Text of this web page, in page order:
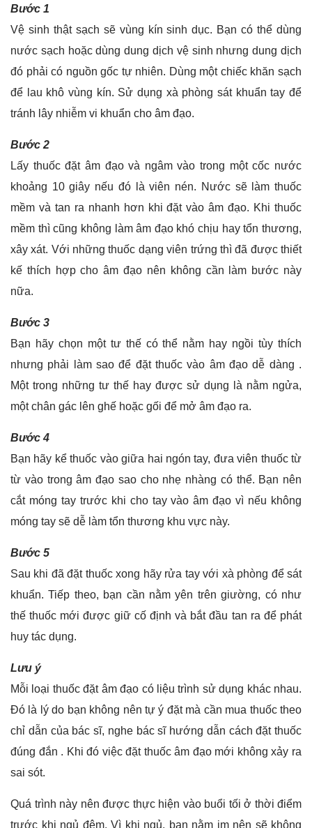
Bước 1
Vệ sinh thật sạch sẽ vùng kín sinh dục. Bạn có thể dùng
nước sạch hoặc dùng dung dịch vệ sinh nhưng dung dịch
đó phải có nguồn gốc tự nhiên. Dùng một chiếc khăn sạch
để lau khô vùng kín. Sử dụng xà phòng sát khuẩn tay để
tránh lây nhiễm vi khuẩn cho âm đạo.
Bước 2
Lấy thuốc đặt âm đạo và ngâm vào trong một cốc nước
khoảng 10 giây nếu đó là viên nén. Nước sẽ làm thuốc
mềm và tan ra nhanh hơn khi đặt vào âm đạo. Khi thuốc
mềm thì cũng không làm âm đạo khó chịu hay tổn thương,
xây xát. Với những thuốc dạng viên trứng thì đã được thiết
kế thích hợp cho âm đạo nên không cần làm bước này
nữa.
Bước 3
Bạn hãy chọn một tư thế có thể nằm hay ngồi tùy thích
nhưng phải làm sao để đặt thuốc vào âm đạo dễ dàng .
Một trong những tư thế hay được sử dụng là nằm ngửa,
một chân gác lên ghế hoặc gối để mở âm đạo ra.
Bước 4
Bạn hãy kể thuốc vào giữa hai ngón tay, đưa viên thuốc từ
từ vào trong âm đạo sao cho nhẹ nhàng có thể. Bạn nên
cắt móng tay trước khi cho tay vào âm đạo vì nếu không
móng tay sẽ dễ làm tổn thương khu vực này.
Bước 5
Sau khi đã đặt thuốc xong hãy rửa tay với xà phòng để sát
khuẩn. Tiếp theo, bạn cần nằm yên trên giường, có như
thế thuốc mới được giữ cố định và bắt đầu tan ra để phát
huy tác dụng.
Lưu ý
Mỗi loại thuốc đặt âm đạo có liệu trình sử dụng khác nhau.
Đó là lý do bạn không nên tự ý đặt mà cần mua thuốc theo
chỉ dẫn của bác sĩ, nghe bác sĩ hướng dẫn cách đặt thuốc
đúng đắn . Khi đó việc đặt thuốc âm đạo mới không xảy ra
sai sót.
Quá trình này nên được thực hiện vào buổi tối ở thời điểm
trước khi ngủ đêm. Vì khi ngủ, bạn nằm im nên sẽ không